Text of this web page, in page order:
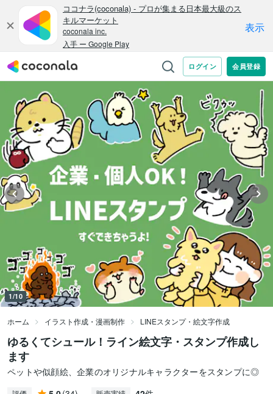
1/10
ホーム イラスト作成・漫画制作 LINEスタンプ・絵文字作成
ゆるくてシュール！ライン絵文字・スタンプ作成し
ます
ペットや似顔絵、企業のオリジナルキャラクターをスタンプに◎